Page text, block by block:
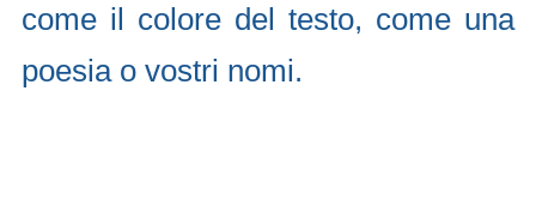
come il colore del testo, come una
poesia o vostri nomi.